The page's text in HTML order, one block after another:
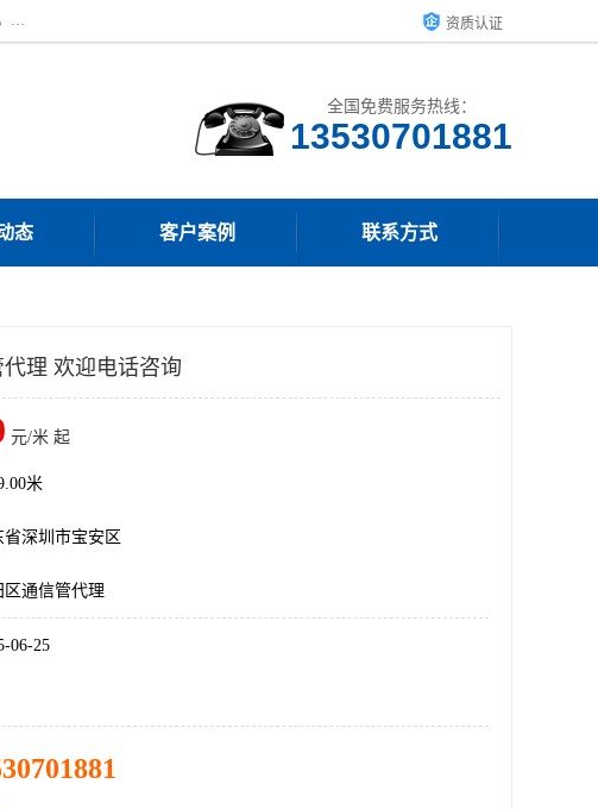
深圳市宝安区沙井街道浩丰胶管商行主营产品：联塑批发、联塑管批发、联塑总代理、联塑总经销、联塑HDPE波纹管批发、联塑PE给水管批发等。凭借服务以及多年的勤奋拼搏，发展成为一家销售各种管材管件，绝缘电工套管及配件等系列产品的贸易公司。公司秉承“顾客至上，锐意进取”的经营理念，坚持“客户至上”原则为广大客户提供的服务。欢迎惠顾！ 资质认证
全国免费服务热线：
态 客户案例 联系方式
理 欢迎电话咨询
元/米 起
米
省深圳市宝安区
区通信管代理
06-25